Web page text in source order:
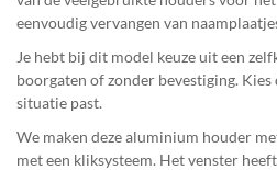
eenvoudig vervangen van
Je hebt bij dit model keuze uit een
boorgaten of zonder bevestiging.
situatie past.
We maken deze aluminium houder
met een kliksysteem. Het venster